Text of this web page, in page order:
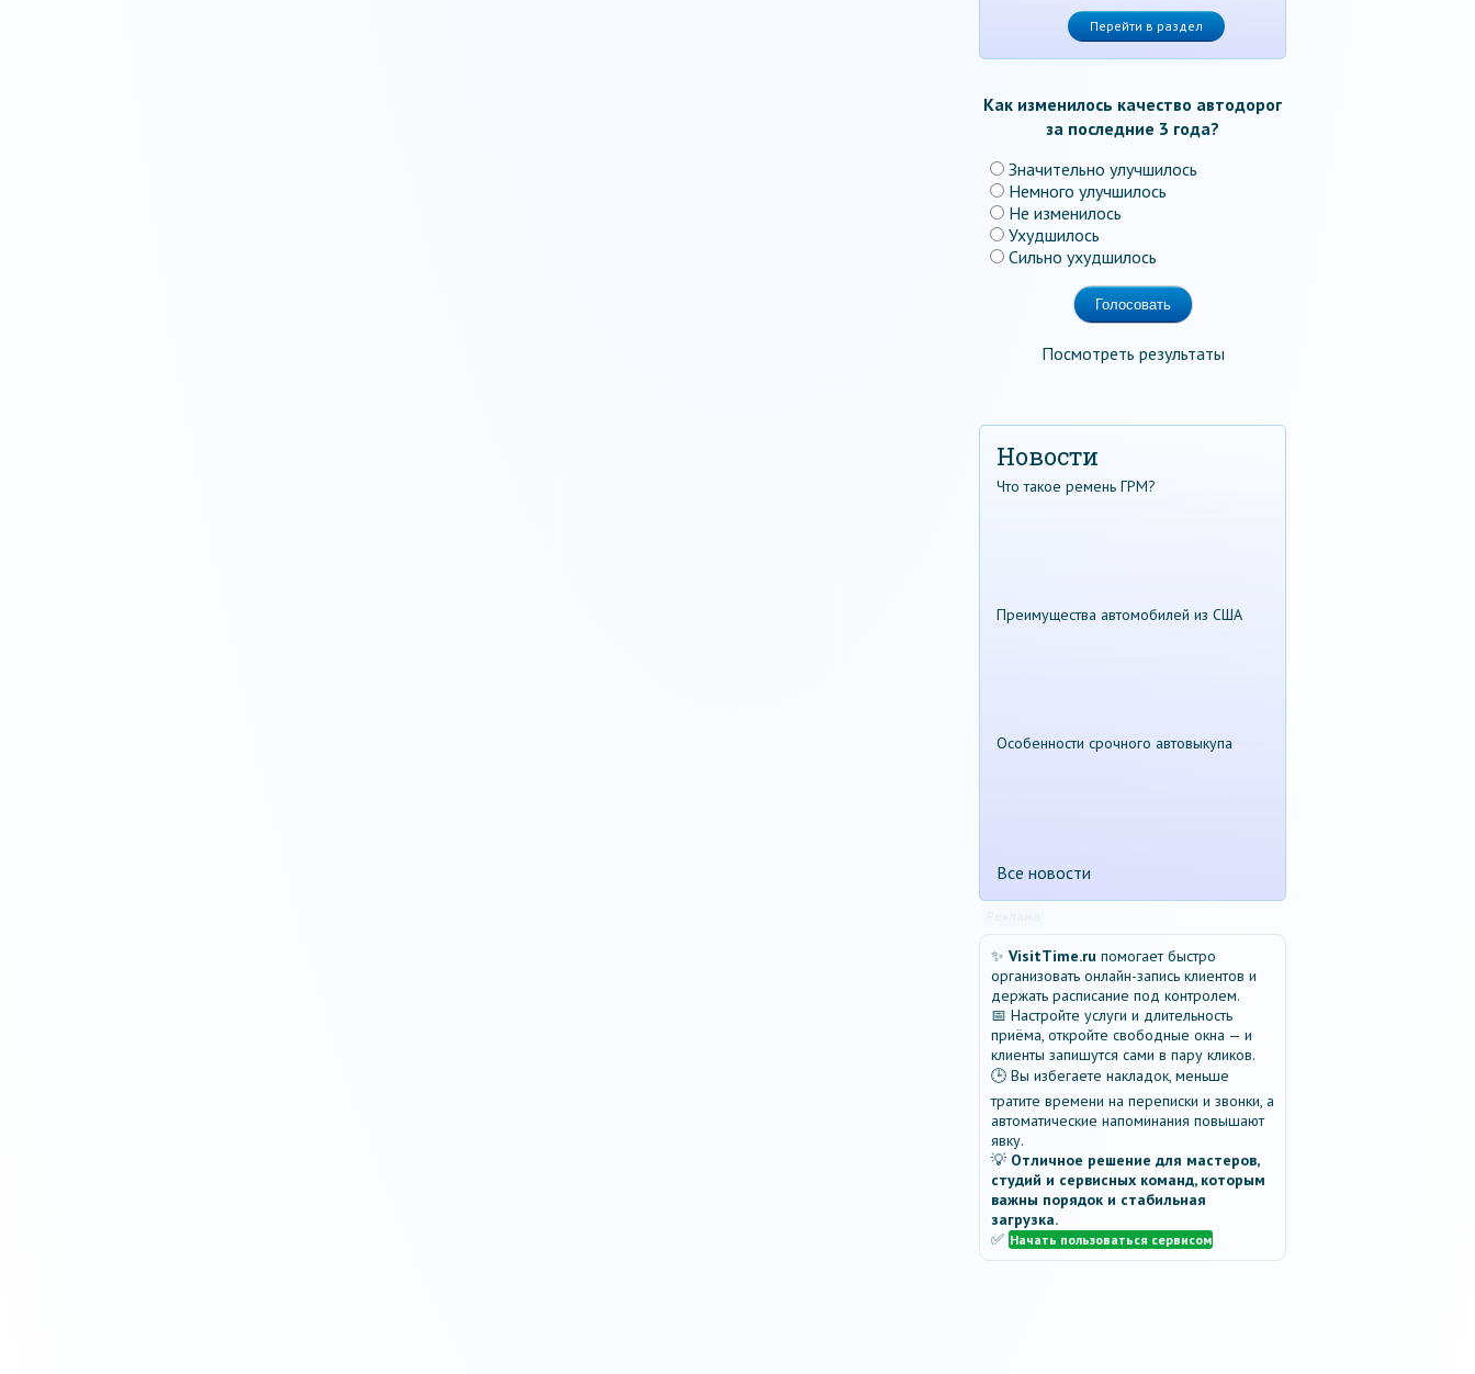
Перейти в раздел
Как изменилось качество автодорог
за последние 3 года?
Значительно улучшилось
Немного улучшилось
Не изменилось
Ухудшилось
Сильно ухудшилось
Посмотреть результаты
Новости
Что такое ремень ГРМ?
Преимущества автомобилей из США
Особенности срочного автовыкупа
Все новости
✨ VisitTime.ru помогает быстро
организовать онлайн-запись клиентов и
держать расписание под контролем.
📅 Настройте услуги и длительность
приёма, откройте свободные окна — и
клиенты запишутся сами в пару кликов.
🕒 Вы избегаете накладок, меньше
тратите времени на переписки и звонки, а
автоматические напоминания повышают
явку.
💡 Отличное решение для мастеров,
студий и сервисных команд, которым
важны порядок и стабильная
загрузка.
✅ Начать пользоваться сервисом